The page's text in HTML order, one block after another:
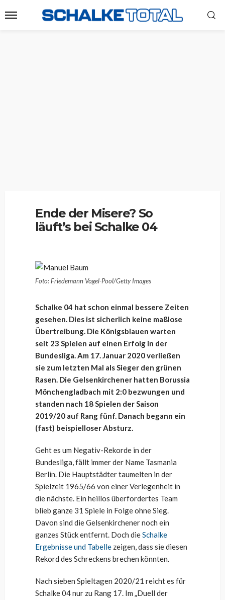
Ende der Misere? So
läuft’s bei Schalke 04
Foto: Friedemann Vogel-Pool/Getty Images
Schalke 04 hat schon einmal bessere Zeiten
gesehen. Dies ist sicherlich keine maßlose
Übertreibung. Die Königsblauen warten
seit 23 Spielen auf einen Erfolg in der
Bundesliga. Am 17. Januar 2020 verließen
sie zum letzten Mal als Sieger den grünen
Rasen. Die Gelsenkirchener hatten Borussia
Mönchengladbach mit 2:0 bezwungen und
standen nach 18 Spielen der Saison
2019/20 auf Rang fünf. Danach begann ein
(fast) beispielloser Absturz.
Geht es um Negativ-Rekorde in der
Bundesliga, fällt immer der Name Tasmania
Berlin. Die Hauptstädter taumelten in der
Spielzeit 1965/66 von einer Verlegenheit in
die nächste. Ein heillos überfordertes Team
blieb ganze 31 Spiele in Folge ohne Sieg.
Davon sind die Gelsenkirchener noch ein
ganzes Stück entfernt. Doch dieSchalke
Ergebnisse und Tabelle zeigen, dass sie diesen
Rekord des Schreckens brechen könnten.
Nach sieben Spieltagen 2020/21 reicht es für
Schalke 04 nur zu Rang 17. Im „Duell der